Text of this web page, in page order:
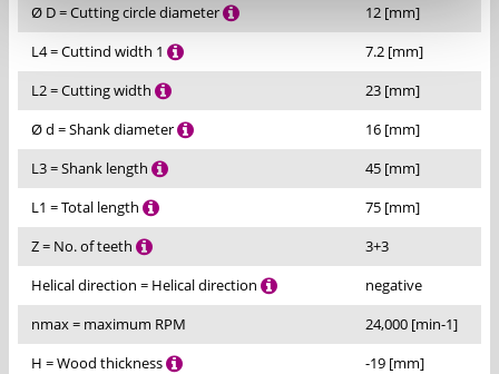
Ø D = Cutting circle diameter
12 [mm]
L4 = Cuttind width 1
7.2 [mm]
L2 = Cutting width
23 [mm]
Ø d = Shank diameter
16 [mm]
L3 = Shank length
45 [mm]
L1 = Total length
75 [mm]
Z = No. of teeth
3+3
Helical direction = Helical direction
negative
nmax = maximum RPM
24,000 [min-1]
H = Wood thickness
-19 [mm]